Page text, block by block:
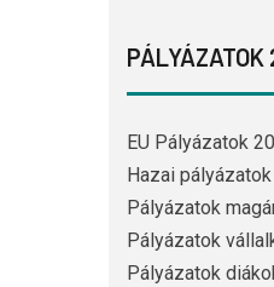
PÁLYÁZATOK
EU Pályázatok
Hazai pályázatok
Pályázatok
Pályázatok
Pályázatok